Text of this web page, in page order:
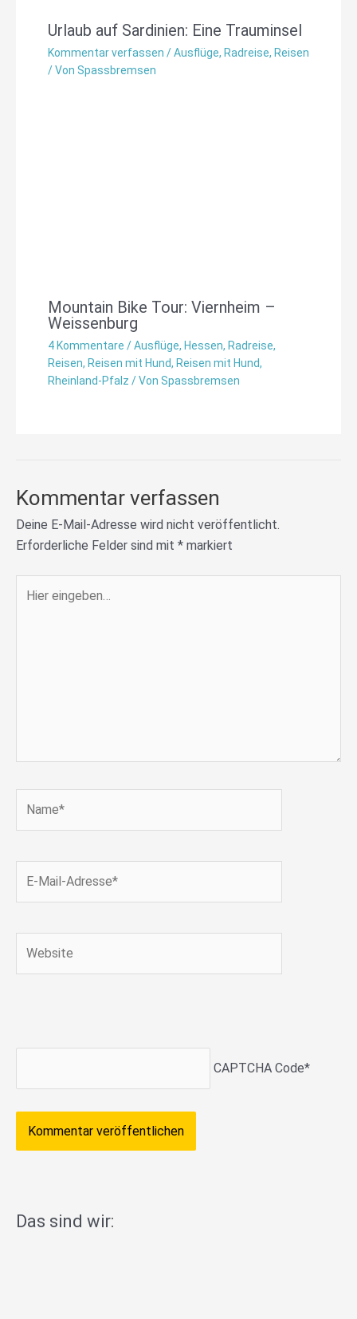
Urlaub auf Sardinien: Eine Trauminsel
Kommentar verfassen /Ausflüge, Radreise, Reisen
/ Von Spassbremsen
Mountain Bike Tour: Viernheim –
Weissenburg
4 Kommentare /Ausflüge, Hessen, Radreise,
Reisen, Reisen mit Hund, Reisen mit Hund,
Rheinland-Pfalz / Von Spassbremsen
Kommentar verfassen
Deine E-Mail-Adresse wird nicht veröffentlicht.
Erforderliche Felder sind mit * markiert
eingeben…
CAPTCHA Code*
Das sind wir: